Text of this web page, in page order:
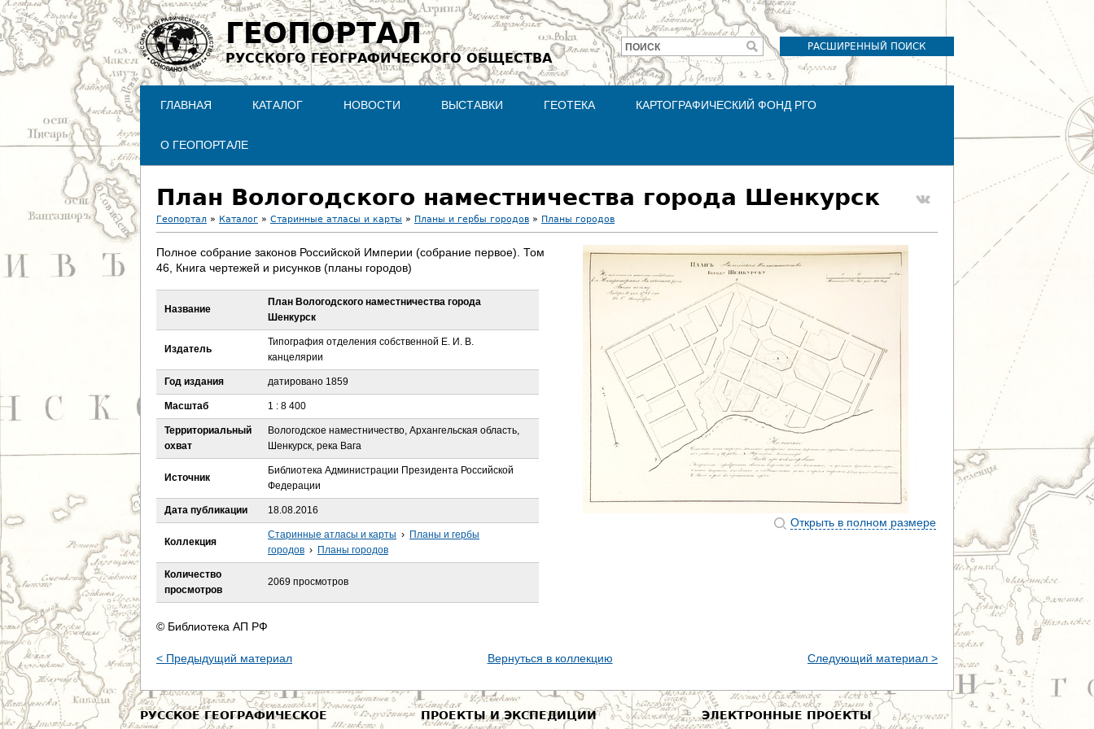
Jump to navigation
ГЕОПОРТАЛ
РУССКОГО ГЕОГРАФИЧЕСКОГО ОБЩЕСТВА
РАСШИРЕННЫЙ ПОИСК
Форма
поиска
ПОИСК
ГЛАВНАЯ КАТАЛОГ НОВОСТИ ВЫСТАВКИ ГЕОТЕКА КАРТОГРАФИЧЕСКИЙ ФОНД РГО
О ГЕОПОРТАЛЕ
План Вологодского наместничества города Шенкурск
В
ы
е
с
Геопортал » Каталог » Старинные атласы и карты » Планы и гербы городов » Планы городов
Открыть в полном размере
Полное собрание законов Российской Империи (собрание первое). Том
46, Книга чертежей и рисунков (планы городов)
Название
План Вологодского наместничества города
Шенкурск
Издатель
Типография отделения собственной Е. И. В.
канцелярии
Год издания датировано 1859
Масштаб 1 : 8 400
Территориальный
охват
Вологодское наместничество, Архангельская область,
Шенкурск, река Вага
Источник
Библиотека Администрации Президента Российской
Федерации
Дата публикации 18.08.2016
Коллекция
Старинные атласы и карты › Планы и гербы
городов › Планы городов
Количество
просмотров
2069 просмотров
© Библиотека АП РФ
< Предыдущий материал Вернуться в коллекцию Следующий материал >
РУССКОЕ ГЕОГРАФИЧЕСКОЕ ПРОЕКТЫ И ЭКСПЕДИЦИИ ЭЛЕКТРОННЫЕ ПРОЕКТЫ